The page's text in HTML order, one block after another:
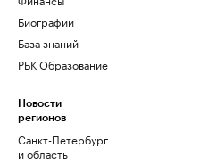
Биографии
База знаний
РБК Образование
Новости
регионов
Санкт-Петербург
и область